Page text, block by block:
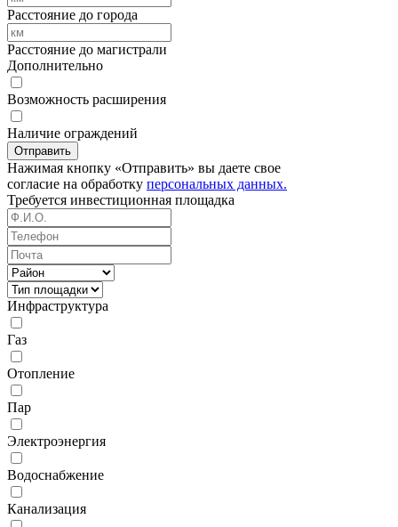
Расстояние до города
Расстояние до магистрали
Дополнительно
Возможность расширения
Наличие ограждений
Отправить
Нажимая кнопку «Отправить» вы даете свое
согласие на обработку персональных данных.
Требуется инвестиционная площадка
Инфраструктура
Газ
Отопление
Пар
Электроэнергия
Водоснабжение
Канализация